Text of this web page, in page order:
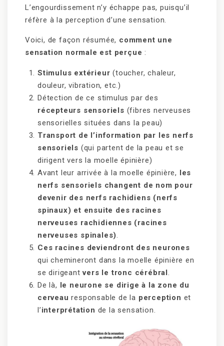
L’engourdissement n’y échappe pas, puisqu’il
réfère à la perception d’une sensation.
Voici, de façon résumée, comment une
sensation normale est perçue :
Stimulus extérieur (toucher, chaleur,
douleur, vibration, etc.)
Détection de ce stimulus par des
récepteurs sensoriels (fibres nerveuses
sensorielles situées dans la peau)
Transport de l’information par les nerfs
sensoriels (qui partent de la peau et se
dirigent vers la moelle épinière)
Avant leur arrivée à la moelle épinière, les
nerfs sensoriels changent de nom pour
devenir des nerfs rachidiens (nerfs
spinaux) et ensuite des racines
nerveuses rachidiennes (racines
nerveuses spinales)
Ces racines deviendront des neurones
qui chemineront dans la moelle épinière en
se dirigeantvers le tronc cérébral
De là, le neurone se dirige à la zone du
cerveau responsable de la perception et
l’interprétation de la sensation.